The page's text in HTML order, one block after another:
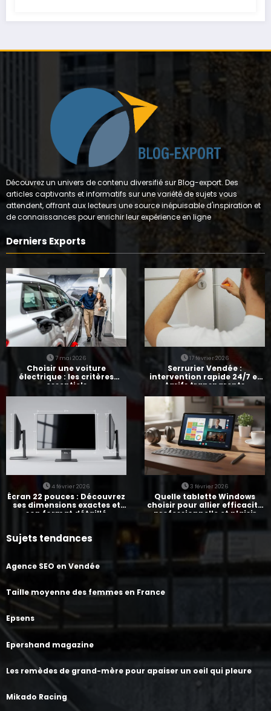
Découvrez un univers de contenu diversifié sur Blog-export. Des
articles captivants et informatifs sur une variété de sujets vous
attendent, offrant aux lecteurs une source inépuisable d'inspiration et
de connaissances pour enrichir leur expérience en ligne
Derniers Exports
7 mai 2026
Choisir une voiture
électrique : les critères
essentiels
17 février 2026
Serrurier Vendée :
intervention rapide 24/7 et
tarifs transparents
4 février 2026
Écran 22 pouces : Découvrez
ses dimensions exactes et
son format détaillé
3 février 2026
Quelle tablette Windows
choisir pour allier efficacité
professionnelle et plaisir
Sujets tendances
Agence SEO en Vendée
Taille moyenne des femmes en France
Epsens
Epershand magazine
Les remèdes de grand-mère pour apaiser un oeil qui pleure
Mikado Racing